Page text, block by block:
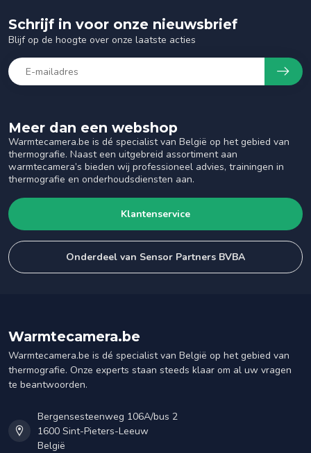
Meer dan een webshop
Warmtecamera.be is dé specialist van België op het gebied van
thermografie. Naast een uitgebreid assortiment aan
warmtecamera’s bieden wij professioneel advies, trainingen in
thermografie en onderhoudsdiensten aan.
Klantenservice
Onderdeel van Sensor Partners BVBA
Schrijf in voor onze nieuwsbrief
Blijf op de hoogte over onze laatste acties
Warmtecamera.be
Warmtecamera.be is dé specialist van België op het gebied van
thermografie. Onze experts staan steeds klaar om al uw vragen
te beantwoorden.
Bergensesteenweg 106A/bus 2
1600 Sint-Pieters-Leeuw
België